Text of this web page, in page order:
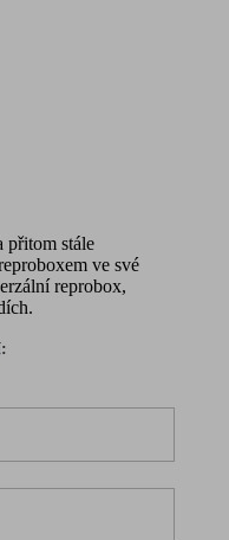
přitom stále
ve své
reprobox,